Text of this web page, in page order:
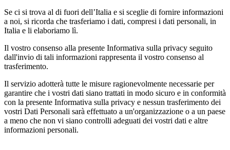
Se ci si trova al di fuori dell’Italia e si sceglie di fornire informazioni
a noi, si ricorda che trasferiamo i dati, compresi i dati personali, in
Italia e li elaboriamo lì.
Il vostro consenso alla presente Informativa sulla privacy seguito
dall'invio di tali informazioni rappresenta il vostro consenso al
trasferimento.
Il servizio adotterà tutte le misure ragionevolmente necessarie per
garantire che i vostri dati siano trattati in modo sicuro e in conformità
con la presente Informativa sulla privacy e nessun trasferimento dei
vostri Dati Personali sarà effettuato a un'organizzazione o a un paese
a meno che non vi siano controlli adeguati dei vostri dati e altre
informazioni personali.